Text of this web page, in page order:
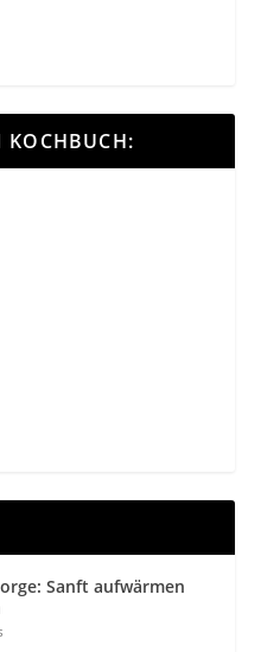
KOCHBUCH:
Sanft aufwärmen